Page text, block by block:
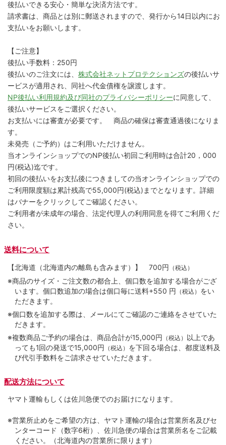
後払いできる安心・簡単な決済方法です。
請求書は、商品とは別に郵送されますので、発行から14日以内にお
支払いをお願いします。
【ご注意】
後払い手数料：250円
後払いのご注文には、 株式会社ネットプロテクションズの後払いサ
ービスが適用され、同社へ代金債権を譲渡します。
NP後払い利用規約及び同社のプライバシーポリシーに同意して、
後払いサービスをご選択ください。
お支払いには審査が必要です。 商品の確保は審査通過後になりま
す。
未発売（ご予約）はご利用いただけません。
当オンラインショップでのNP後払い初回ご利用時は合計20，000
円(税込)迄です。
初回の後払いをお支払後につきましての当オンラインショップでの
ご利用限度額は累計残高で55,000円(税込)までとなります。詳細
はバナーをクリックしてご確認ください。
ご利用者が未成年の場合、法定代理人の利用同意を得てご利用くだ
さい。
送料について
【北海道（北海道内の離島も含みます）】 700円 （税込）
※商品のサイズ・ご注文数の都合上、個口数を追加する場合がござ
います。個口数追加の場合は個口毎に送料+550 円
（税込） をい
ただきます。
※個口数を追加する際は、メールにてご確認のご連絡をさせていた
だきます。
※複数商品ご予約の場合は、商品合計が15,000円 （税込） 以上であ
っても1回の発送で15,000円 （税込） を下回る場合は、都度送料及
び代引手数料をご請求させていただきます。
配送方法について
ヤマト運輸もしくは佐川急便でのお届けになります。
※営業所止めをご希望の方は、ヤマト運輸の場合は営業所名及びセ
ンターコード（数字6桁）、佐川急便の場合は営業所名をご記載
ください。（北海道内の営業所に限ります）